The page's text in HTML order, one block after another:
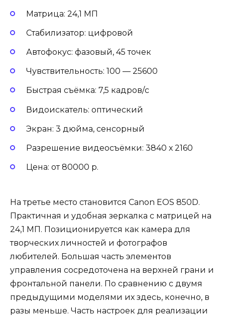
Матрица: 24,1 МП
Стабилизатор: цифровой
Автофокус: фазовый, 45 точек
Чувствительность: 100 — 25600
Быстрая съёмка: 7,5 кадров/с
Видоискатель: оптический
Экран: 3 дюйма, сенсорный
Разрешение видеосъёмки: 3840 х 2160
Цена: от 80000 р.
На третье место становится Canon EOS 850D.
Практичная и удобная зеркалка с матрицей на
24,1 МП. Позиционируется как камера для
творческих личностей и фотографов
любителей. Большая часть элементов
управления сосредоточена на верхней грани и
фронтальной панели. По сравнению с двумя
предыдущими моделями их здесь, конечно, в
разы меньше. Часть настроек для реализации